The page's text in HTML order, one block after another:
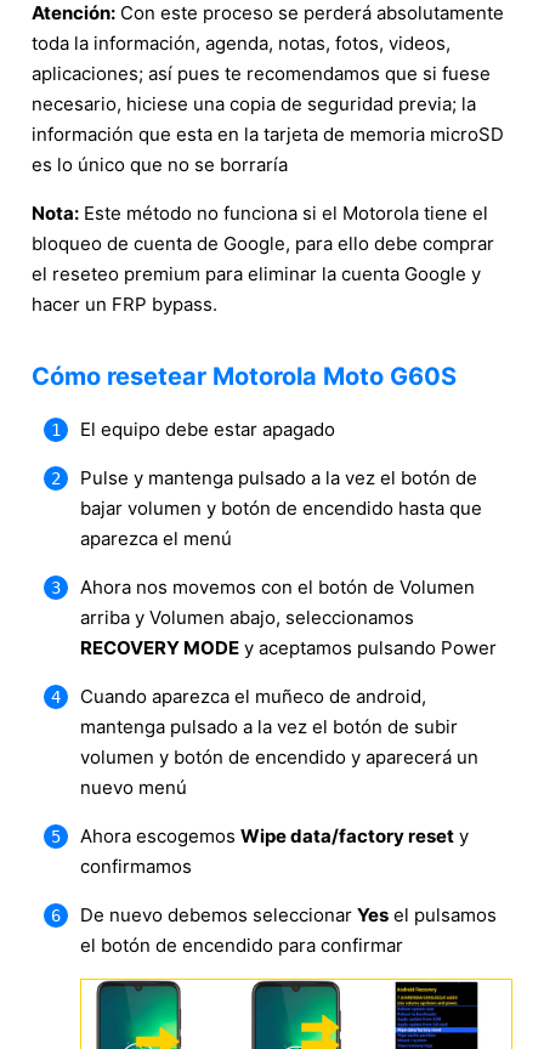
Atención: Con este proceso se perderá absolutamente
toda la información, agenda, notas, fotos, videos,
aplicaciones; así pues te recomendamos que si fuese
necesario, hiciese una copia de seguridad previa; la
información que esta en la tarjeta de memoria microSD
es lo único que no se borraría
Nota: Este método no funciona si el Motorola tiene el
bloqueo de cuenta de Google, para ello debe comprar
el reseteo premium para eliminar la cuenta Google y
hacer un FRP bypass.
Cómo resetear Motorola Moto G60S
El equipo debe estar apagado
Pulse y mantenga pulsado a la vez el botón de
bajar volumen y botón de encendido hasta que
aparezca el menú
Ahora nos movemos con el botón de Volumen
arriba y Volumen abajo, seleccionamos
RECOVERY MODE y aceptamos pulsando Power
Cuando aparezca el muñeco de android,
mantenga pulsado a la vez el botón de subir
volumen y botón de encendido y aparecerá un
nuevo menú
Ahora escogemos Wipe data/factory reset y
confirmamos
De nuevo debemos seleccionar Yes el pulsamos
el botón de encendido para confirmar